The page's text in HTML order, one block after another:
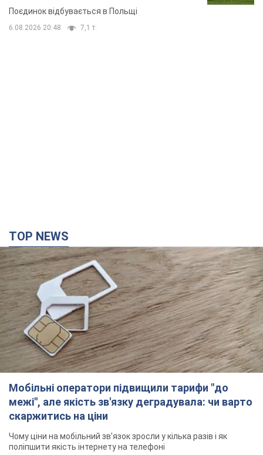
Поєдинок відбувається в Польщі
6.08.2026 20:48 7,1 т.
TOP NEWS
Мобільні оператори підвищили тарифи "до
межі", але якість зв'язку деградувала: чи варто
скаржитись на ціни
Чому ціни на мобільний зв'язок зросли у кілька разів і як
поліпшити якість інтернету на телефоні